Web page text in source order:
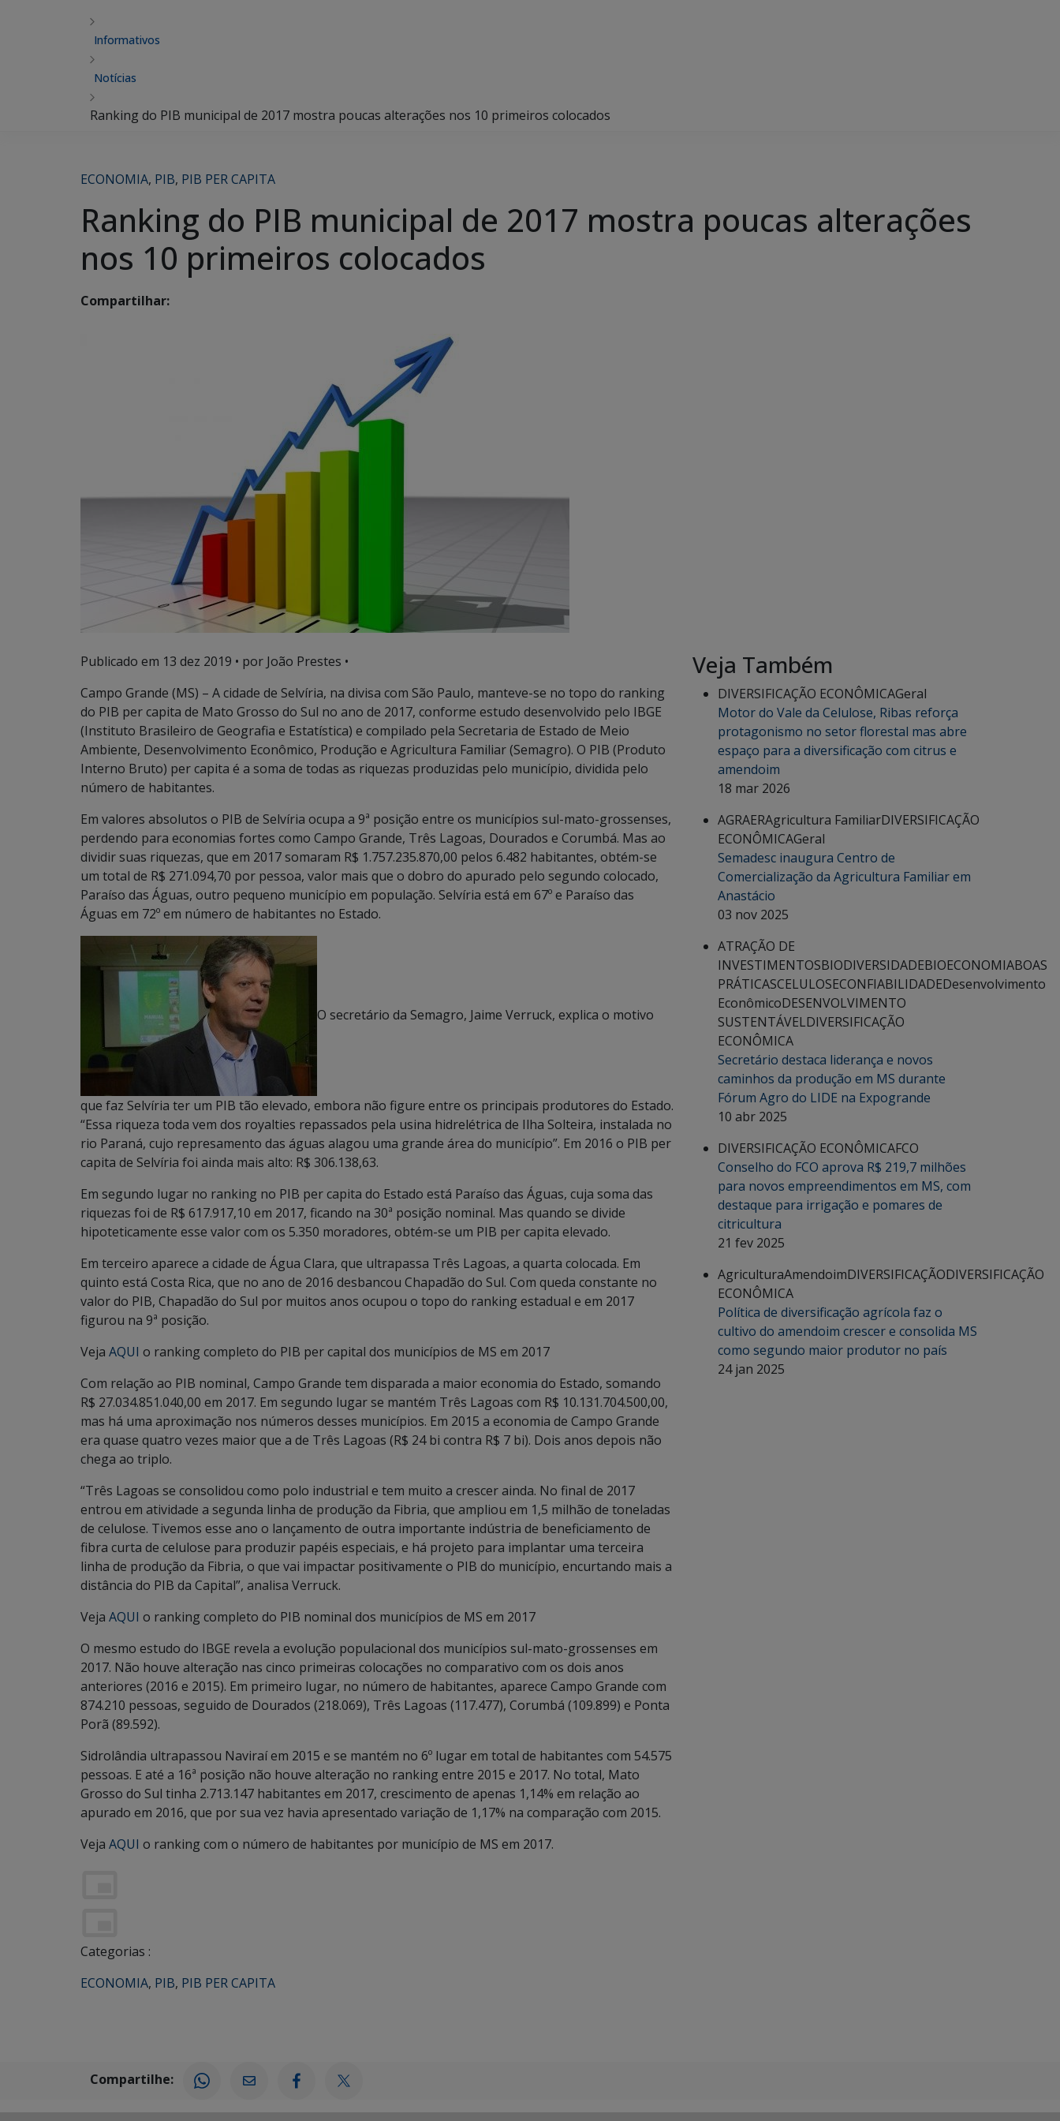
Informativos
Notícias
Ranking do PIB municipal de 2017 mostra poucas alterações nos 10 primeiros colocados
ECONOMIA, PIB, PIB PER CAPITA
Ranking do PIB municipal de 2017 mostra poucas alterações
nos 10 primeiros colocados
Compartilhar:
Publicado em 13 dez 2019 • por João Prestes •
Campo Grande (MS) – A cidade de Selvíria, na divisa com São Paulo, manteve-se no topo do ranking
do PIB per capita de Mato Grosso do Sul no ano de 2017, conforme estudo desenvolvido pelo IBGE
(Instituto Brasileiro de Geografia e Estatística) e compilado pela Secretaria de Estado de Meio
Ambiente, Desenvolvimento Econômico, Produção e Agricultura Familiar (Semagro). O PIB (Produto
Interno Bruto) per capita é a soma de todas as riquezas produzidas pelo município, dividida pelo
número de habitantes.
Em valores absolutos o PIB de Selvíria ocupa a 9ª posição entre os municípios sul-mato-grossenses,
perdendo para economias fortes como Campo Grande, Três Lagoas, Dourados e Corumbá. Mas ao
dividir suas riquezas, que em 2017 somaram R$ 1.757.235.870,00 pelos 6.482 habitantes, obtém-se
um total de R$ 271.094,70 por pessoa, valor mais que o dobro do apurado pelo segundo colocado,
Paraíso das Águas, outro pequeno município em população. Selvíria está em 67º e Paraíso das
Águas em 72º em número de habitantes no Estado.
O secretário da Semagro, Jaime Verruck, explica o motivo
que faz Selvíria ter um PIB tão elevado, embora não figure entre os principais produtores do Estado.
“Essa riqueza toda vem dos royalties repassados pela usina hidrelétrica de Ilha Solteira, instalada no
rio Paraná, cujo represamento das águas alagou uma grande área do município”. Em 2016 o PIB per
capita de Selvíria foi ainda mais alto: R$ 306.138,63.
Em segundo lugar no ranking no PIB per capita do Estado está Paraíso das Águas, cuja soma das
riquezas foi de R$ 617.917,10 em 2017, ficando na 30ª posição nominal. Mas quando se divide
hipoteticamente esse valor com os 5.350 moradores, obtém-se um PIB per capita elevado.
Em terceiro aparece a cidade de Água Clara, que ultrapassa Três Lagoas, a quarta colocada. Em
quinto está Costa Rica, que no ano de 2016 desbancou Chapadão do Sul. Com queda constante no
valor do PIB, Chapadão do Sul por muitos anos ocupou o topo do ranking estadual e em 2017
figurou na 9ª posição.
Veja AQUI o ranking completo do PIB per capital dos municípios de MS em 2017
Com relação ao PIB nominal, Campo Grande tem disparada a maior economia do Estado, somando
R$ 27.034.851.040,00 em 2017. Em segundo lugar se mantém Três Lagoas com R$ 10.131.704.500,00,
mas há uma aproximação nos números desses municípios. Em 2015 a economia de Campo Grande
era quase quatro vezes maior que a de Três Lagoas (R$ 24 bi contra R$ 7 bi). Dois anos depois não
chega ao triplo.
“Três Lagoas se consolidou como polo industrial e tem muito a crescer ainda. No final de 2017
entrou em atividade a segunda linha de produção da Fibria, que ampliou em 1,5 milhão de toneladas
de celulose. Tivemos esse ano o lançamento de outra importante indústria de beneficiamento de
fibra curta de celulose para produzir papéis especiais, e há projeto para implantar uma terceira
linha de produção da Fibria, o que vai impactar positivamente o PIB do município, encurtando mais a
distância do PIB da Capital”, analisa Verruck.
Veja AQUI o ranking completo do PIB nominal dos municípios de MS em 2017
O mesmo estudo do IBGE revela a evolução populacional dos municípios sul-mato-grossenses em
2017. Não houve alteração nas cinco primeiras colocações no comparativo com os dois anos
anteriores (2016 e 2015). Em primeiro lugar, no número de habitantes, aparece Campo Grande com
874.210 pessoas, seguido de Dourados (218.069), Três Lagoas (117.477), Corumbá (109.899) e Ponta
Porã (89.592).
Sidrolândia ultrapassou Naviraí em 2015 e se mantém no 6º lugar em total de habitantes com 54.575
pessoas. E até a 16ª posição não houve alteração no ranking entre 2015 e 2017. No total, Mato
Grosso do Sul tinha 2.713.147 habitantes em 2017, crescimento de apenas 1,14% em relação ao
apurado em 2016, que por sua vez havia apresentado variação de 1,17% na comparação com 2015.
Veja AQUI o ranking com o número de habitantes por município de MS em 2017.
Categorias :
ECONOMIA, PIB, PIB PER CAPITA
Veja Também
DIVERSIFICAÇÃO ECONÔMICAGeral
Motor do Vale da Celulose, Ribas reforça
protagonismo no setor florestal mas abre
espaço para a diversificação com citrus e
amendoim
18 mar 2026
AGRAERAgricultura FamiliarDIVERSIFICAÇÃO
ECONÔMICAGeral
Semadesc inaugura Centro de
Comercialização da Agricultura Familiar em
Anastácio
03 nov 2025
ATRAÇÃO DE
INVESTIMENTOSBIODIVERSIDADEBIOECONOMIABOAS
PRÁTICASCELULOSECONFIABILIDADEDesenvolvimento
EconômicoDESENVOLVIMENTO
SUSTENTÁVELDIVERSIFICAÇÃO
ECONÔMICA
Secretário destaca liderança e novos
caminhos da produção em MS durante
Fórum Agro do LIDE na Expogrande
10 abr 2025
DIVERSIFICAÇÃO ECONÔMICAFCO
Conselho do FCO aprova R$ 219,7 milhões
para novos empreendimentos em MS, com
destaque para irrigação e pomares de
citricultura
21 fev 2025
AgriculturaAmendoimDIVERSIFICAÇÃODIVERSIFICAÇÃO
ECONÔMICA
Política de diversificação agrícola faz o
cultivo do amendoim crescer e consolida MS
como segundo maior produtor no país
24 jan 2025
Compartilhe: